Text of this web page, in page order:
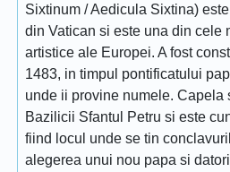
Sixtinum / Aedicula Sixtina)
din Vatican si este una din cele
artistice ale Europei. A fost
1483, in timpul pontificatului
unde ii provine numele. Capela
Bazilicii Sfantul Petru si este
fiind locul unde se tin
alegerea unui nou papa si